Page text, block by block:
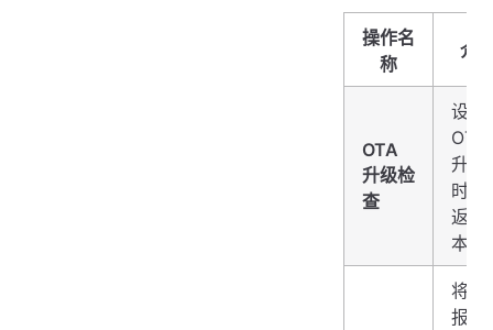
操作名
称
介
OTA
升级检
查
设备
OTA
升级
时，
返回
本信
将设
报的